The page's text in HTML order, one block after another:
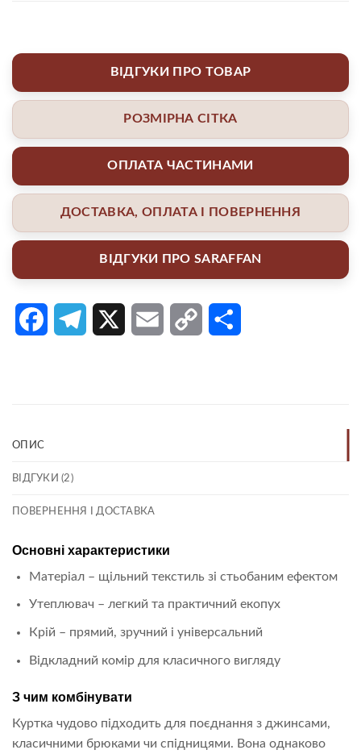
ВІДГУКИ ПРО ТОВАР
РОЗМІРНА СІТКА
ОПЛАТА ЧАСТИНАМИ
ДОСТАВКА, ОПЛАТА І ПОВЕРНЕННЯ
ВІДГУКИ ПРО SARAFFAN
FacebookTelegram Email Copy
ОПИС
ВІДГУКИ (2)
ПОВЕРНЕННЯ І ДОСТАВКА
Основні характеристики
Матеріал – щільний текстиль зі стьобаним ефектом
Утеплювач – легкий та практичний екопух
Крій – прямий, зручний і універсальний
Відкладний комір для класичного вигляду
З чим комбінувати
Куртка чудово підходить для поєднання з джинсами,
класичними брюками чи спідницями. Вона однаково